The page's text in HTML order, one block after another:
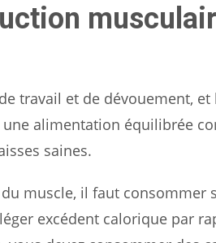
travail et de dévouement,
alimentation équilibrée
saines.
muscle, il faut consommer
excédent calorique par